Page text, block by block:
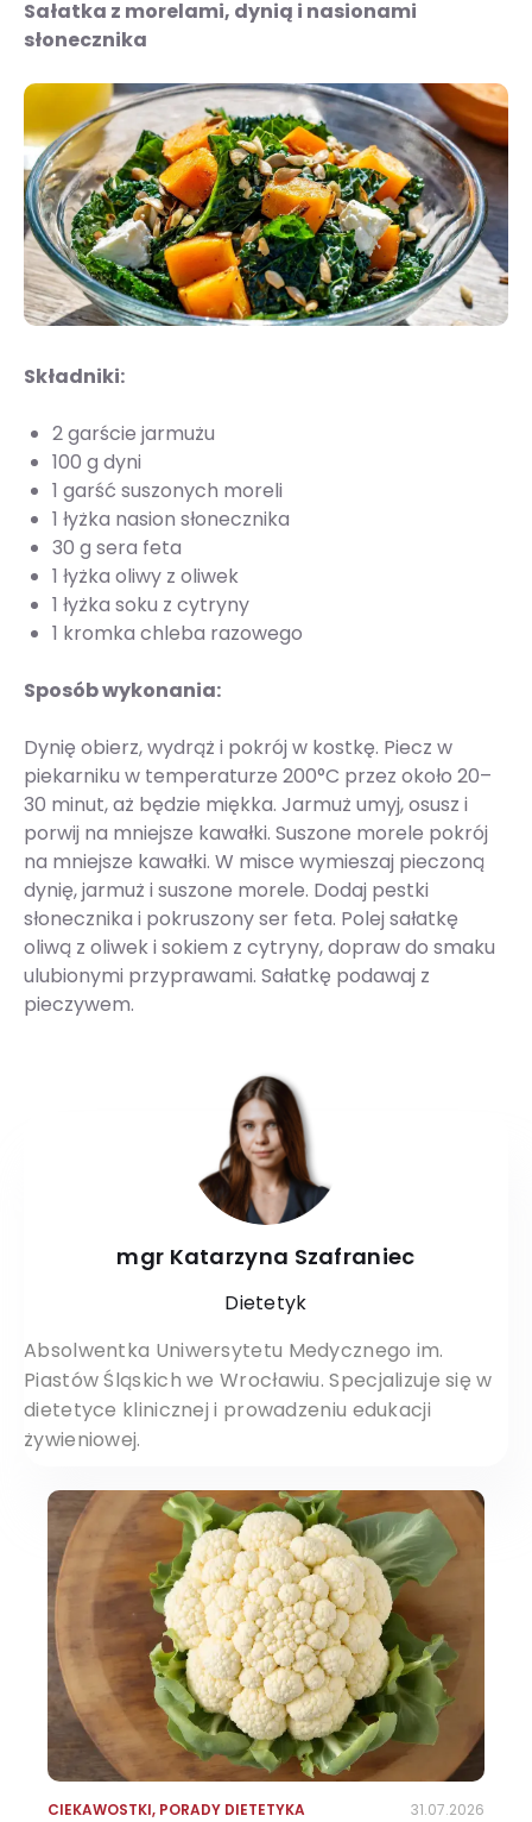
Sałatka z morelami, dynią i nasionami
słonecznika
Składniki:
2 garście jarmużu
100 g dyni
1 garść suszonych moreli
1 łyżka nasion słonecznika
30 g sera feta
1 łyżka oliwy z oliwek
1 łyżka soku z cytryny
1 kromka chleba razowego
Sposób wykonania:
Dynię obierz, wydrąż i pokrój w kostkę. Piecz w
piekarniku w temperaturze 200°C przez około 20–
30 minut, aż będzie miękka. Jarmuż umyj, osusz i
porwij na mniejsze kawałki. Suszone morele pokrój
na mniejsze kawałki. W misce wymieszaj pieczoną
dynię, jarmuż i suszone morele. Dodaj pestki
słonecznika i pokruszony ser feta. Polej sałatkę
oliwą z oliwek i sokiem z cytryny, dopraw do smaku
ulubionymi przyprawami. Sałatkę podawaj z
pieczywem.
mgr Katarzyna Szafraniec
Dietetyk
Absolwentka Uniwersytetu Medycznego im.
Piastów Śląskich we Wrocławiu. Specjalizuje się w
dietetyce klinicznej i prowadzeniu edukacji
żywieniowej.
CIEKAWOSTKI, PORADY DIETETYKA 31.07.2026